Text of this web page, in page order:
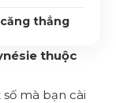
thẳng
thuộc
mà bạn cài